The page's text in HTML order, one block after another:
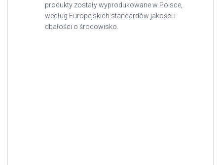
produkty zostały wyprodukowane w Polsce,
według Europejskich standardów jakości i
dbałości o środowisko.